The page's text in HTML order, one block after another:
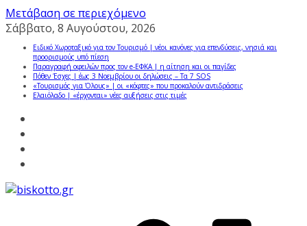
Μετάβαση σε περιεχόμενο
Σάββατο, 8 Αυγούστου, 2026
Ειδικό Χωροταξικό για τον Τουρισμό | νέοι κανόνες για επενδύσεις, νησιά και
προορισμούς υπό πίεση
Παραγραφή οφειλών προς τον e-ΕΦΚΑ | η αίτηση και οι παγίδες
Πόθεν Έσχες | έως 3 Νοεμβρίου οι δηλώσεις – Τα 7 SOS
«Τουρισμός για Όλους» | οι «κόφτες» που προκαλούν αντιδράσεις
Ελαιόλαδο | «έρχονται» νέες αυξήσεις στις τιμές